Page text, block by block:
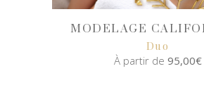
MODELAGE
Duo
À partir de 95,00€